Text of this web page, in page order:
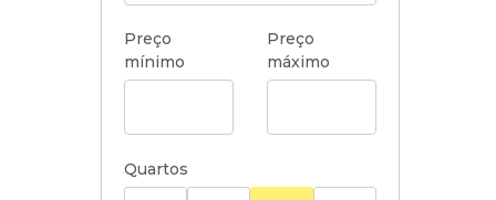
Preço
mínimo
Preço
máximo
Quartos